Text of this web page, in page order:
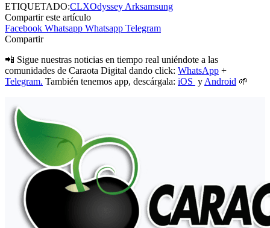
ETIQUETADO:CLXOdyssey Arksamsung
Compartir este artículo
Facebook Whatsapp Whatsapp Telegram
Compartir
📲 Sigue nuestras noticias en tiempo real uniéndote a las
comunidades de Caraota Digital dando click: WhatsApp +
Telegram. También tenemos app, descárgala: iOS y Android 🌱